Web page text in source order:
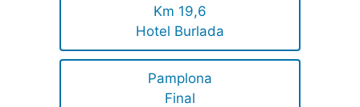
Km 19,6
Hotel Burlada
Pamplona
Final